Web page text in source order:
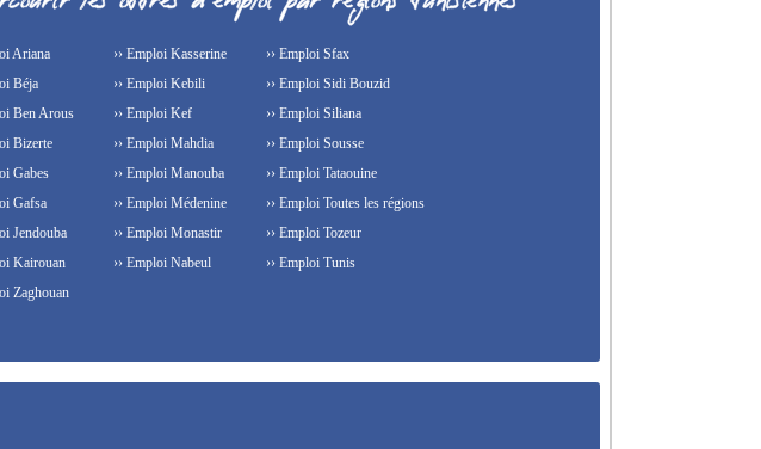
Ariana
Béja
Ben Arous
Bizerte
Gabes
Gafsa
Jendouba
Kairouan
›› Emploi Kasserine
›› Emploi Kebili
›› Emploi Kef
›› Emploi Mahdia
›› Emploi Manouba
›› Emploi Médenine
›› Emploi Monastir
›› Emploi Nabeul
›› Emploi Sfax
›› Emploi Sidi Bouzid
›› Emploi Siliana
›› Emploi Sousse
›› Emploi Tataouine
›› Emploi Toutes les régions
›› Emploi Tozeur
›› Emploi Tunis
Zaghouan